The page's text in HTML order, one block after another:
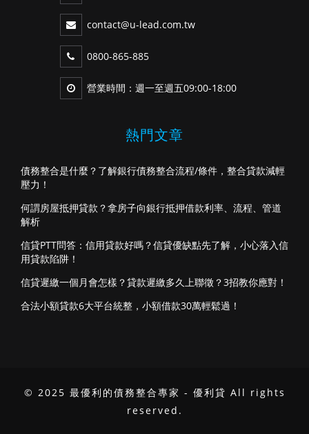
contact@u-lead.com.tw
0800-865-885
營業時間：週一至週五09:00-18:00
熱門文章
債務整合是什麼？了解銀行債務整合流程/條件，整合貸款減輕
壓力！
何謂房屋抵押貸款？拿房子向銀行抵押借款利率、流程、管道
解析
信貸PTT問答：信用貸款好嗎？信貸優缺點先了解，小心落入信
用貸款陷阱！
信貸遲繳一個月會怎樣？貸款遲繳多久上聯徵？3招教你應對！
合法小額貸款6大平台統整，小額借款30萬輕鬆過！
© 2025 最優利的債務整合專家 - 優利貸 All rights
reserved.